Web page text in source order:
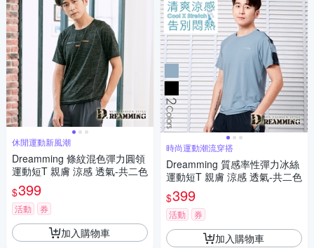
休閒運動新風潮
Dreamming 條紋混色彈力圓領
運動短T 親膚 涼感 透氣-共二色
$399
活動 券
加入購物車
時尚運動潮流穿搭
Dreamming 質感率性彈力冰絲
運動短T 親膚 涼感 透氣-共二色
$399
活動 券
加入購物車